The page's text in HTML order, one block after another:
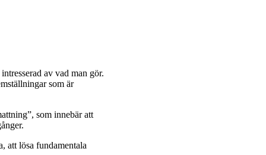
av vad man gör.
som är
som innebär att
att lösa fundamentala